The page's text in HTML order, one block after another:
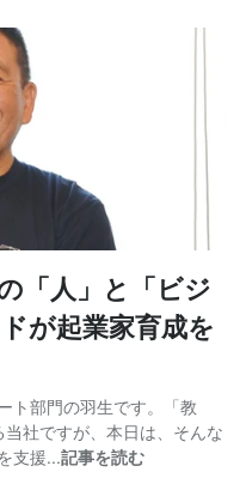
「人」と「ビジ
が起業家育成を
ト部門の羽生です。「教
社ですが、本日は、そんな
支援...記事を読む